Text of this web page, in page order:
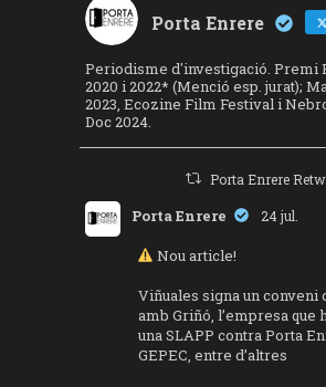
Porta Enrere
Periodisme d'investigació. Premi
2020 i 2022* (Menció esp. jurat);
2023, Ecozine Film Festival i
Doc 2024.
Porta Enrere
Porta Enrere 24 jul.
Nou article!
Viñuales signa un conveni
amb Griñó, l’empresa que
una SLAPP contra Porta
GEPEC, entre d’altres